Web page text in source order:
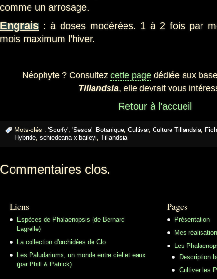
comme un arrosage.
Engrais : à doses modérées. 1 à 2 fois par
mois maximum l’hiver.
Néophyte ? Consultez cette pagedédiée aux
Tillandsia, elle devrait vous
Retour à l’accueil
Mots-clés : 'Scurfy', 'Sesca', Botanique, Cultivar, Culture Tillandsia,
Hybride, schiedeana x baileyi, Tillandsia
Commentaires clos.
Liens
Espèces de Phalaenopsis (de Bernard
Lagrelle)
La collection d'orchidées de Clo
Les Paludariums, un monde entre ciel et eaux
(par Phill & Patrick)
Pages
Présentation
Mes
Les
Description
Cultiver les